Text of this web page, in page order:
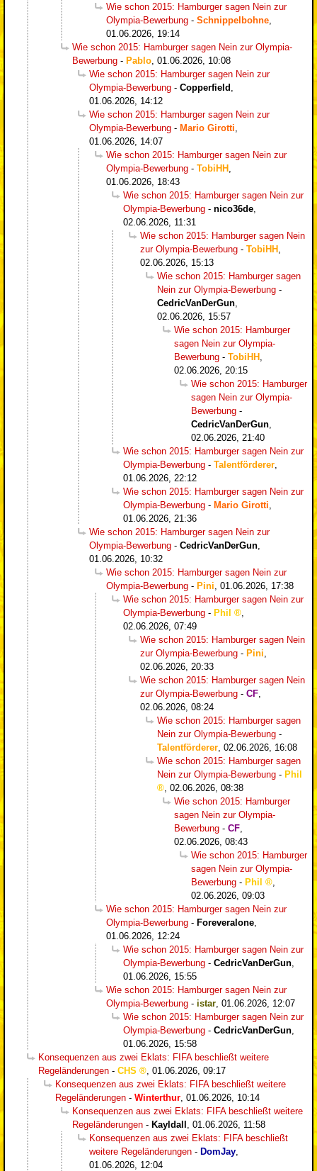
Wie schon 2015: Hamburger sagen Nein zur
Olympia-Bewerbung - Schnippelbohne
01.06.2026, 19:14
Wie schon 2015: Hamburger sagen Nein zur Olympia-
Bewerbung - Pablo 01.06.2026, 10:08
Wie schon 2015: Hamburger sagen Nein zur
Olympia-Bewerbung - Copperfield
01.06.2026, 14:12
Wie schon 2015: Hamburger sagen Nein zur
Olympia-Bewerbung - Mario Girotti
01.06.2026, 14:07
Wie schon 2015: Hamburger sagen Nein zur
Olympia-Bewerbung - TobiHH
01.06.2026, 18:43
Wie schon 2015: Hamburger sagen Nein zur
Olympia-Bewerbung - nico36de
02.06.2026, 11:31
Wie schon 2015: Hamburger sagen Nein
zur Olympia-Bewerbung - TobiHH
02.06.2026, 15:13
Wie schon 2015: Hamburger sagen
Nein zur Olympia-Bewerbung -
CedricVanDerGun
02.06.2026, 15:57
Wie schon 2015: Hamburger
sagen Nein zur Olympia-
Bewerbung - TobiHH
02.06.2026, 20:15
Wie schon 2015: Hamburger
sagen Nein zur Olympia-
Bewerbung -
CedricVanDerGun
02.06.2026, 21:40
Wie schon 2015: Hamburger sagen Nein zur
Olympia-Bewerbung - Talentförderer
01.06.2026, 22:12
Wie schon 2015: Hamburger sagen Nein zur
Olympia-Bewerbung - Mario Girotti
01.06.2026, 21:36
Wie schon 2015: Hamburger sagen Nein zur
Olympia-Bewerbung - CedricVanDerGun
01.06.2026, 10:32
Wie schon 2015: Hamburger sagen Nein zur
Olympia-Bewerbung - Pini 01.06.2026, 17:38
Wie schon 2015: Hamburger sagen Nein zur
Olympia-Bewerbung - Phil
02.06.2026, 07:49
Wie schon 2015: Hamburger sagen Nein
zur Olympia-Bewerbung - Pini
02.06.2026, 20:33
Wie schon 2015: Hamburger sagen Nein
zur Olympia-Bewerbung - CF
02.06.2026, 08:24
Wie schon 2015: Hamburger sagen
Nein zur Olympia-Bewerbung -
Talentförderer 02.06.2026, 16:08
Wie schon 2015: Hamburger sagen
Nein zur Olympia-Bewerbung - Phil
02.06.2026, 08:38
Wie schon 2015: Hamburger
sagen Nein zur Olympia-
Bewerbung - CF
02.06.2026, 08:43
Wie schon 2015: Hamburger
sagen Nein zur Olympia-
Bewerbung - Phil
02.06.2026, 09:03
Wie schon 2015: Hamburger sagen Nein zur
Olympia-Bewerbung - Foreveralone
01.06.2026, 12:24
Wie schon 2015: Hamburger sagen Nein zur
Olympia-Bewerbung - CedricVanDerGun
01.06.2026, 15:55
Wie schon 2015: Hamburger sagen Nein zur
Olympia-Bewerbung - istar 01.06.2026, 12:07
Wie schon 2015: Hamburger sagen Nein zur
Olympia-Bewerbung - CedricVanDerGun
01.06.2026, 15:58
Konsequenzen aus zwei Eklats: FIFA beschließt weitere
Regeländerungen - CHS
01.06.2026, 09:17
Konsequenzen aus zwei Eklats: FIFA beschließt weitere
Regeländerungen - Winterthur 01.06.2026, 10:14
Konsequenzen aus zwei Eklats: FIFA beschließt weitere
Regeländerungen - Kayldall
01.06.2026, 11:58
Konsequenzen aus zwei Eklats: FIFA beschließt
weitere Regeländerungen - DomJay
01.06.2026, 12:04